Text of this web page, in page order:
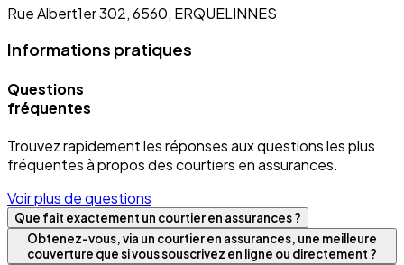
Rue Albert1er 302, 6560, ERQUELINNES
Informations pratiques
Questions
fréquentes
Trouvez rapidement les réponses aux questions les plus
fréquentes à propos des courtiers en assurances.
Voir plus de questions
Que fait exactement un courtier en assurances ?
Obtenez-vous, via un courtier en assurances, une meilleure
couverture que si vous souscrivez en ligne ou directement ?